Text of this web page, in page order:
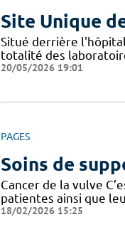
Site Unique
Situé derrière
totalité des
20/05/2026 19:01
PAGES
Soins de
Cancer de la vulve
patientes ainsi que
18/02/2026 15:25